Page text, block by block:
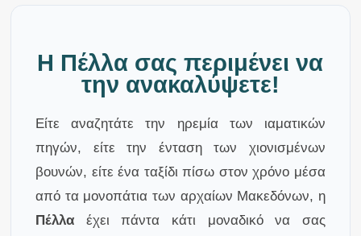
Η Πέλλα σας περιμένει να
την ανακαλύψετε!
Είτε αναζητάτε την ηρεμία των ιαματικών
πηγών, είτε την ένταση των χιονισμένων
βουνών, είτε ένα ταξίδι πίσω στον χρόνο μέσα
από τα μονοπάτια των αρχαίων Μακεδόνων, η
Πέλλα έχει πάντα κάτι μοναδικό να σας